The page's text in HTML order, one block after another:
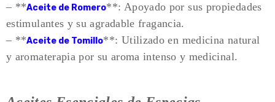
– **Aceite de Romero**: Apoyado por sus propiedades
estimulantes y su agradable fragancia.
– **Aceite de Tomillo**: Utilizado en medicina natural
y aromaterapia por su aroma intenso y medicinal.